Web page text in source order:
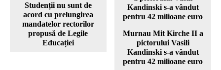
Studenții nu sunt de
acord cu prelungirea
mandatelor rectorilor
propusă de Legile
Educației
Murnau Mit Kirche II a
pictorului Vasili
Kandinski s-a vândut
pentru 42 milioane euro